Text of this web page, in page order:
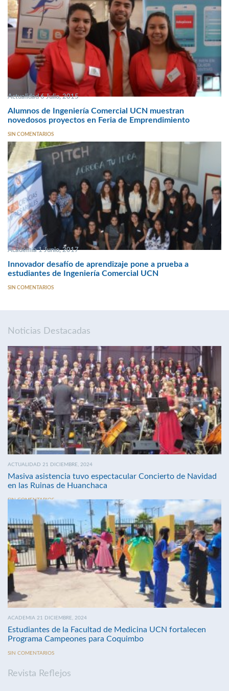
Actualidad 6 Julio, 2015
Alumnos de Ingeniería Comercial UCN muestran
novedosos proyectos en Feria de Emprendimiento
SIN COMENTARIOS
Academia 1 Junio, 2017
Innovador desafío de aprendizaje pone a prueba a
estudiantes de Ingeniería Comercial UCN
SIN COMENTARIOS
Noticias Destacadas
ACTUALIDAD 21 DICIEMBRE, 2024
Masiva asistencia tuvo espectacular Concierto de Navidad
en las Ruinas de Huanchaca
SIN COMENTARIOS
ACADEMIA 21 DICIEMBRE, 2024
Estudiantes de la Facultad de Medicina UCN fortalecen
Programa Campeones para Coquimbo
SIN COMENTARIOS
Revista Reflejos